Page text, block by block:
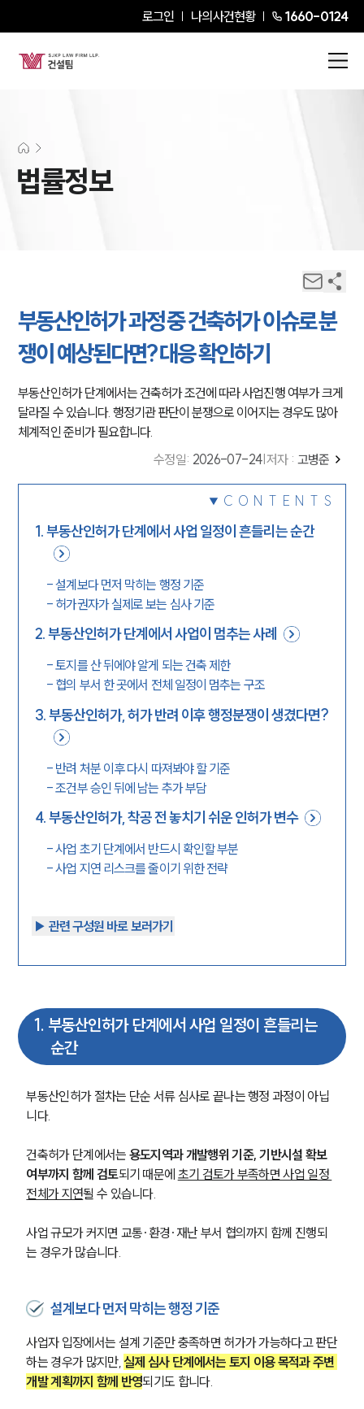
로그인 나의사건현황 1660-0124
법률정보
부동산인허가 과정 중 건축허가 이슈로 분
쟁이 예상된다면? 대응 확인하기
부동산인허가 단계에서는 건축허가 조건에 따라 사업진행 여부가 크게
달라질 수 있습니다. 행정기관 판단이 분쟁으로 이어지는 경우도 많아
체계적인 준비가 필요합니다.
수정일: 2026-07-24 저자 : 고병준
CONTENTS
1.부동산인허가 단계에서 사업 일정이 흔들리는 순간
-설계보다 먼저 막히는 행정 기준
- 허가권자가 실제로 보는 심사 기준
2.부동산인허가 단계에서 사업이 멈추는 사례
-토지를 산 뒤에야 알게 되는 건축 제한
- 협의 부서 한 곳에서 전체 일정이 멈추는 구조
3.부동산인허가, 허가 반려 이후 행정분쟁이 생겼다면?
- 반려 처분 이후 다시 따져봐야 할 기준
-조건부 승인 뒤에 남는 추가 부담
4.부동산인허가, 착공 전 놓치기 쉬운 인허가 변수
-사업 초기 단계에서 반드시 확인할 부분
-사업 지연 리스크를 줄이기 위한 전략
▶︎ 관련 구성원 바로 보러가기
1. 부동산인허가 단계에서 사업 일정이 흔들리는
순간
부동산인허가 절차는 단순 서류 심사로 끝나는 행정 과정이 아닙
니다.
건축허가 단계에서는 용도지역과 개발행위 기준, 기반시설 확보
여부까지 함께 검토되기 때문에 초기 검토가 부족하면 사업 일정
전체가 지연될 수 있습니다.
사업 규모가 커지면 교통·환경·재난 부서 협의까지 함께 진행되
는 경우가 많습니다.
설계보다 먼저 막히는 행정 기준
사업자 입장에서는 설계 기준만 충족하면 허가가 가능하다고 판단
하는 경우가 많지만, 실제 심사 단계에서는 토지 이용 목적과 주변
개발 계획까지 함께 반영되기도 합니다.